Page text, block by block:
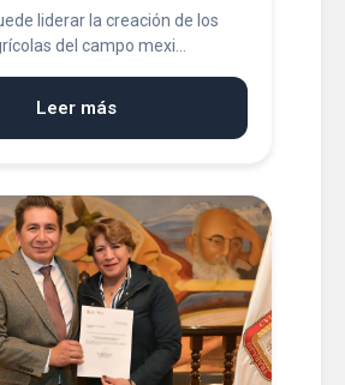
liderar la creación de los
del campo mexi...
Leer más